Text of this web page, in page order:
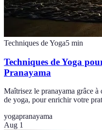
Techniques de Yoga5 min
Techniques de Yoga
Pranayama
Maîtrisez le pranayama grâce
de yoga, pour enrichir votre
yogapranayama
Aug 1